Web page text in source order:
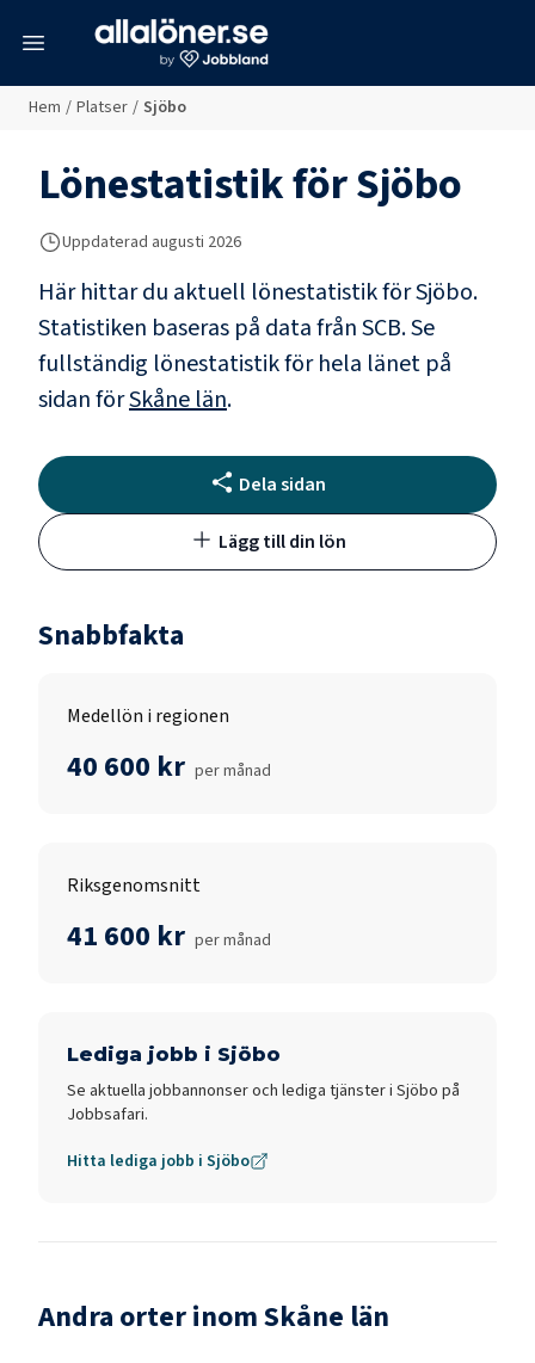
Hem / Platser / Sjöbo
Lönestatistik förSjöbo
Uppdaterad augusti 2026
Här hittar du aktuell lönestatistik för Sjöbo.
Statistiken baseras på data från SCB.Se
fullständig lönestatistik för hela länet på
sidan förSkåne län.
Dela sidan
Lägg till din lön
Snabbfakta
Medellön i regionen
40 600 kr per månad
Riksgenomsnitt
41 600 kr per månad
Lediga jobb i Sjöbo
Se aktuella jobbannonser och lediga tjänster i Sjöbo på
Jobbsafari.
Hitta lediga jobb i Sjöbo
Andra orter inom Skåne län